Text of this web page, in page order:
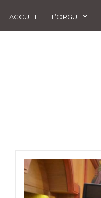
ACCUEIL L’ORGUE